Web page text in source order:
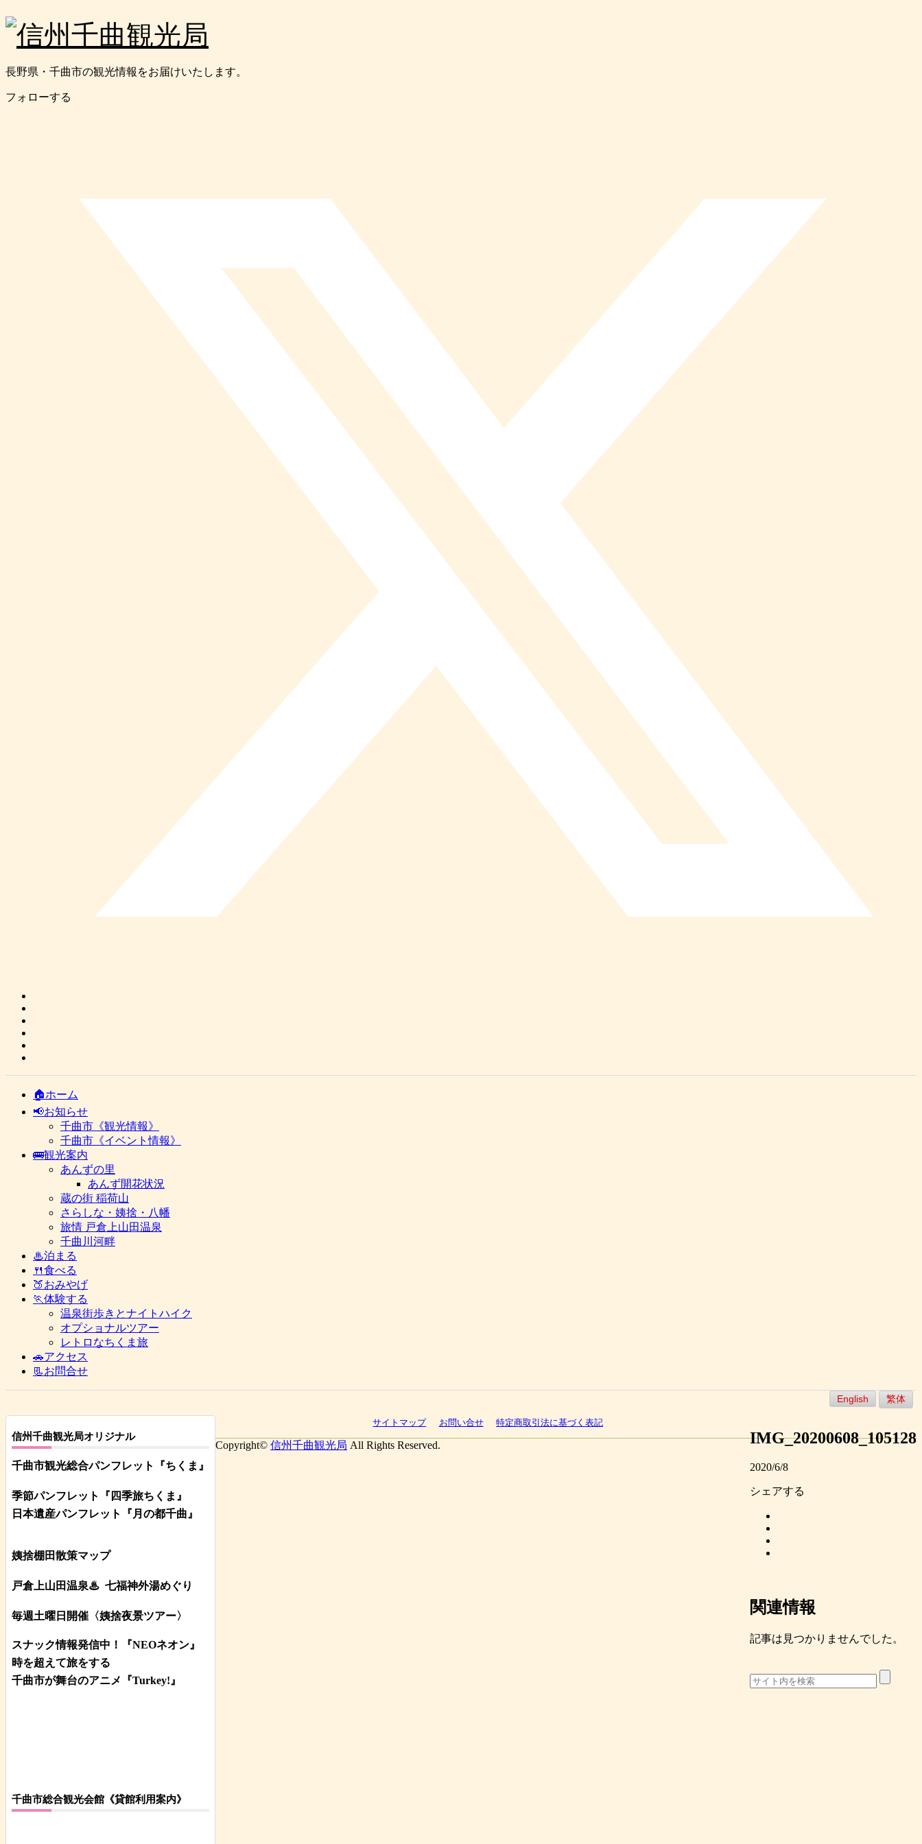
長野県・千曲市の観光情報をお届けいたします。
フォローする
🏠ホーム
📢お知らせ
千曲市《観光情報》
千曲市《イベント情報》
🚌観光案内
あんずの里
あんず開花状況
蔵の街 稲荷山
さらしな・姨捨・八幡
旅情 戸倉上山田温泉
千曲川河畔
♨泊まる
🍴食べる
🍑おみやげ
🏃体験する
温泉街歩きとナイトハイク
オプショナルツアー
レトロなちくま旅
🚗アクセス
📃お問合せ
English 繁体
IMG_20200608_105128
2020/6/8
シェアする
関連情報
記事は見つかりませんでした。
信州千曲観光局オリジナル
千曲市観光総合パンフレット 『ちくま』
季節パンフレット『四季旅ちくま』
日本遺産パンフレット
『月の都千曲』
姨捨棚田散策マップ
戸倉上山田温泉♨ 七福神外湯めぐり
毎週土曜日開催〈姨捨夜景ツアー〉
スナック情報発信中！『NEOネオン』
時を超えて旅をする
千曲市が舞台のアニメ『Turkey!』
千曲市総合観光会館《貸館利用案内》
サイトマップ お問い合せ 特定商取引法に基づく表記
Copyright© 信州千曲観光局 All Rights Reserved.